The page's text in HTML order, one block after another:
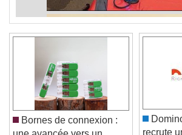
Bornes de connexion :